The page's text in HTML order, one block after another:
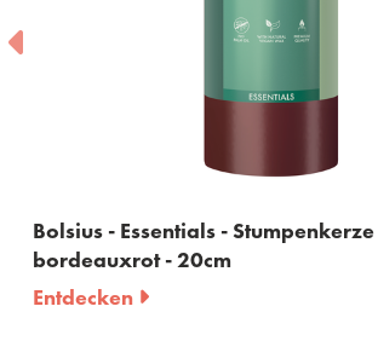
Bolsius - Essentials -
bordeauxrot - 20cm
Entdecken